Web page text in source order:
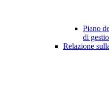
Piano
di
Relazione